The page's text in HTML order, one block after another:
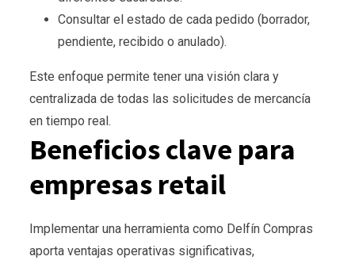
Consultar el estado de cada pedido (borrador,
pendiente, recibido o anulado).
Este enfoque permite tener una visión clara y
centralizada de todas las solicitudes de mercancía
en tiempo real.
Beneficios clave para
empresas retail
Implementar una herramienta como Delfín Compras
aporta ventajas operativas significativas,